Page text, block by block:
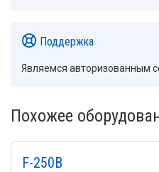
Поддержка
Являемся авторизованным
Похожее
F-250B